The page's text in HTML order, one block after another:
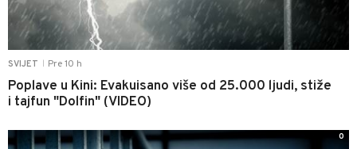
SVIJET Pre 10 h
Poplave u Kini: Evakuisano više od 25.000 ljudi, stiže
i tajfun "Dolfin" (VIDEO)
0